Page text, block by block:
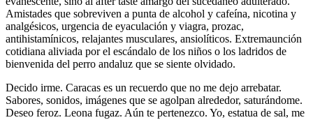
Amistades que sobreviven a punta de alcohol y cafeína, nicotina y
analgésicos, urgencia de eyaculación y viagra, prozac,
antihistamínicos, relajantes musculares, ansiolíticos. Extremaunción
cotidiana aliviada por el escándalo de los niños o los ladridos de
bienvenida del perro andaluz que se siente olvidado.
Decido irme. Caracas es un recuerdo que no me dejo arrebatar.
Sabores, sonidos, imágenes que se agolpan alrededor, saturándome.
Deseo feroz. Leona fugaz. Aún te pertenezco. Yo, estatua de sal, me